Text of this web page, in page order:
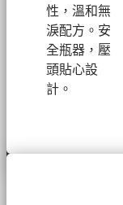
性，溫和無
淚配方。安
全瓶器，壓
頭貼心設
計。